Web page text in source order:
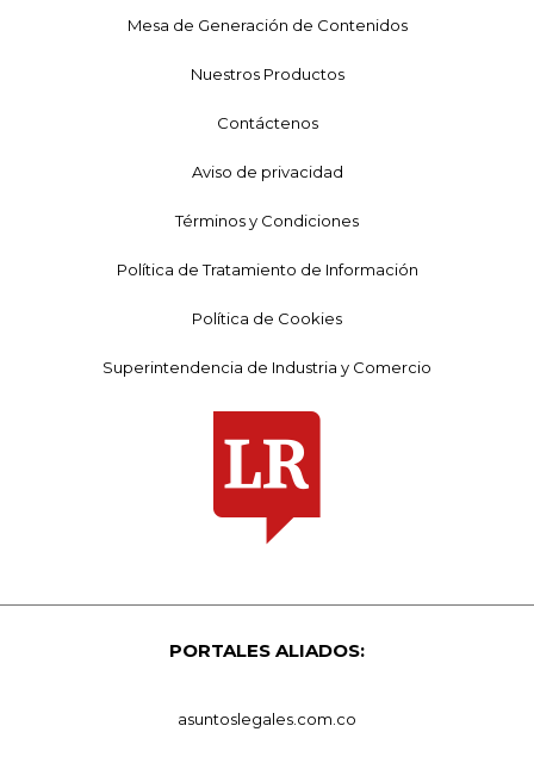
Mesa de Generación de Contenidos
Nuestros Productos
Contáctenos
Aviso de privacidad
Términos y Condiciones
Política de Tratamiento de Información
Política de Cookies
Superintendencia de Industria y Comercio
PORTALES ALIADOS:
asuntoslegales.com.co